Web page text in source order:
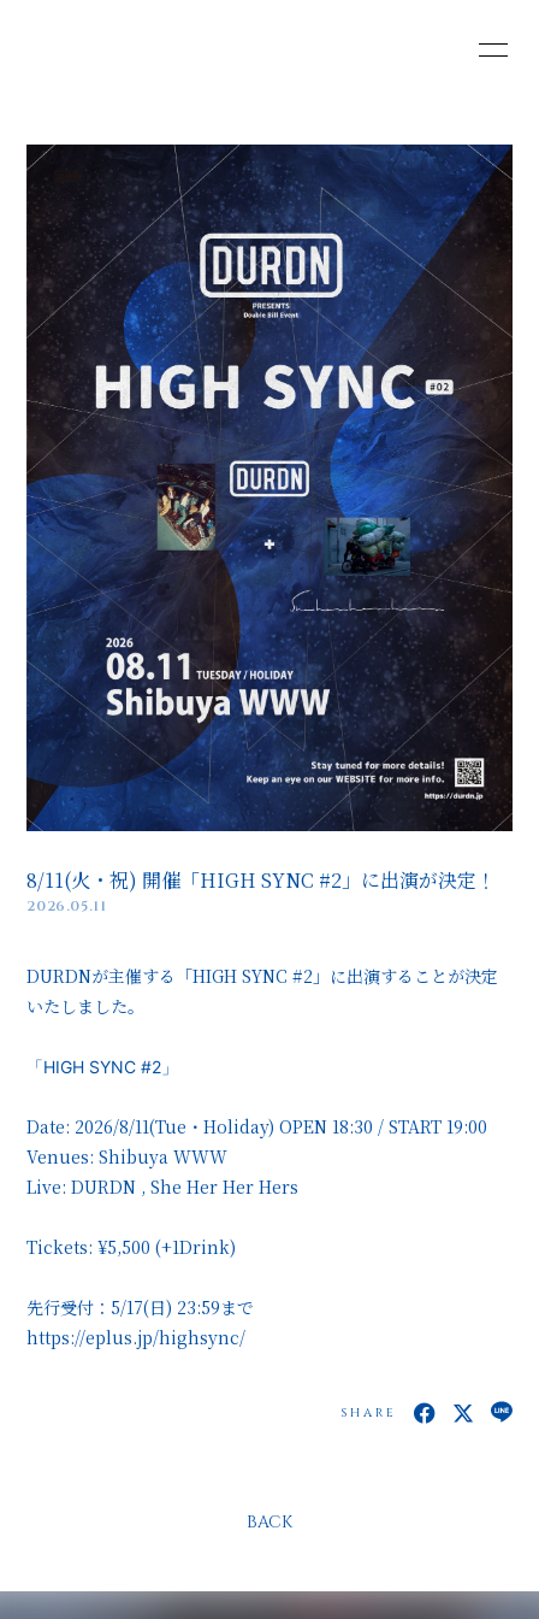
SCHEDULE
PROFILE
VIDEO
DISCOGRAPHY
Web Shop
8/11(火・祝) 開催「HIGH SYNC #2」に出演が決定！
2026.05.11
DURDNが主催する「HIGH SYNC #2」に出演することが決定
いたしました。
「HIGH SYNC #2」
Date: 2026/8/11(Tue・Holiday) OPEN 18:30 / START 19:00
Venues: Shibuya WWW
Live: DURDN , She Her Her Hers
Tickets: ¥5,500 (+1Drink)
先行受付：5/17(日) 23:59まで
https://eplus.jp/highsync/
SHARE
BACK